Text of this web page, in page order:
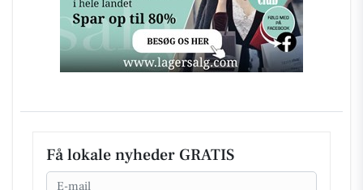
Få lokale nyheder GRATIS
Email